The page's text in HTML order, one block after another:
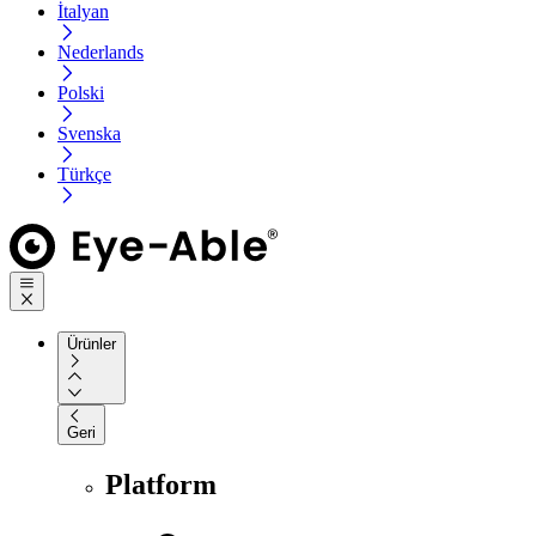
İtalyan
Nederlands
Polski
Svenska
Türkçe
Ürünler
Geri
Platform